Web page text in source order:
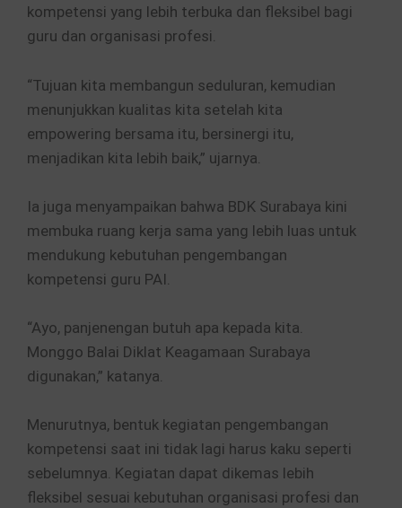
kompetensi yang lebih terbuka dan fleksibel bagi
guru dan organisasi profesi.
“Tujuan kita membangun seduluran, kemudian
menunjukkan kualitas kita setelah kita
empowering bersama itu, bersinergi itu,
menjadikan kita lebih baik,” ujarnya.
Ia juga menyampaikan bahwa BDK Surabaya kini
membuka ruang kerja sama yang lebih luas untuk
mendukung kebutuhan pengembangan
kompetensi guru PAI.
“Ayo, panjenengan butuh apa kepada kita.
Monggo Balai Diklat Keagamaan Surabaya
digunakan,” katanya.
Menurutnya, bentuk kegiatan pengembangan
kompetensi saat ini tidak lagi harus kaku seperti
sebelumnya. Kegiatan dapat dikemas lebih
fleksibel sesuai kebutuhan organisasi profesi dan